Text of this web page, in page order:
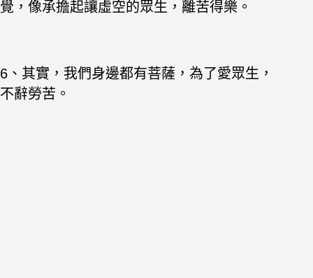
覺，像承擔起讓虛空的眾生，離苦得樂。
6、其實，我們身邊都有菩薩，為了愛眾生，
不辭勞苦。